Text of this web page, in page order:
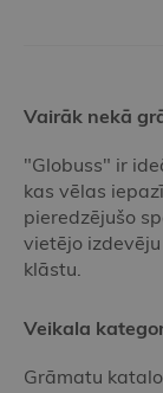
Vairāk nekā
"Globuss" ir
kas vēlas
pieredzējušo
vietējo
klāstu.
Veikala
Grāmatu